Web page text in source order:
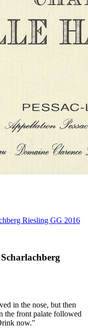
Riesling GG 2016
in the nose, but then
the front palate followed
now."